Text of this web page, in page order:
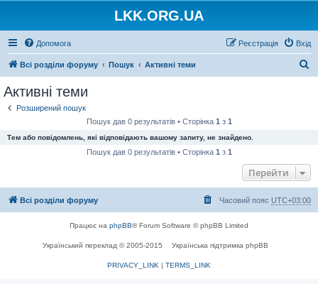
LKK.ORG.UA
Допомога Вхід
Реєстрація
Всі розділи форуму Пошук Активні теми
Активні теми
Розширений пошук
Пошук дав 0 результатів • Сторінка 1 з 1
Тем або повідомлень, які відповідають вашому запиту, не знайдено.
Пошук дав 0 результатів • Сторінка 1 з 1
Перейти
Всі розділи форуму Часовий пояс UTC+03:00
Працює на phpBB® Forum Software © phpBB Limited
Український переклад © 2005-2015 Українська підтримка phpBB
PRIVACY_LINK | TERMS_LINK